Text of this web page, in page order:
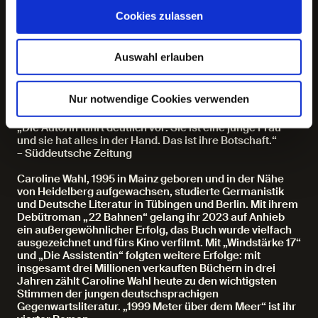
Cookies zulassen
Auswahl erlauben
Nur notwendige Cookies verwenden
zurückkehrt. Im Deutschen Schauspielhaus stellt sie
Publikum vor.
„1999 Meter über dem Meer“ ist eine wilde
Achterbahnfahrt durch das Leben. Eine Geschichte
Porträt unserer Zeit.
„Die Autorin führt deutlich vor: Sie ist eine junge Frau
und sie hat alles in der Hand. Das ist ihre Botschaft.“
– Süddeutsche Zeitung
Caroline Wahl, 1995 in Mainz geboren und in der Nähe
von Heidelberg aufgewachsen, studierte Germanistik
und Deutsche Literatur in Tübingen und Berlin. Mit ihrem
Debütroman „22 Bahnen“ gelang ihr 2023 auf Anhieb
ein außergewöhnlicher Erfolg, das Buch wurde vielfach
ausgezeichnet und fürs Kino verfilmt. Mit „Windstärke 17“
und „Die Assistentin“ folgten weitere Erfolge: mit
insgesamt drei Millionen verkauften Büchern in drei
Jahren zählt Caroline Wahl heute zu den wichtigsten
Stimmen der jungen deutschsprachigen
Gegenwartsliteratur. „1999 Meter über dem Meer“ ist ihr